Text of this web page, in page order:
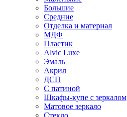
Большие
Средние
Отделка и материал
МДФ
Пластик
Alvic Luxe
Эмаль
Акрил
ДСП
С патиной
Шкафы-купе с зеркалом
Матовое зеркало
Стекло